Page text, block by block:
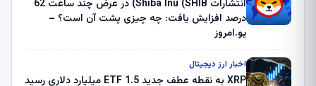
انتشارات Shiba Inu (SHIB) در عرض چند ساعت 62
درصد افزایش یافت: چه چیزی پشت آن است؟ –
یو.امروز
اخبار ارز دیجیتال
XRP به نقطه عطف جدید ETF 1.5 میلیارد دلاری رسید